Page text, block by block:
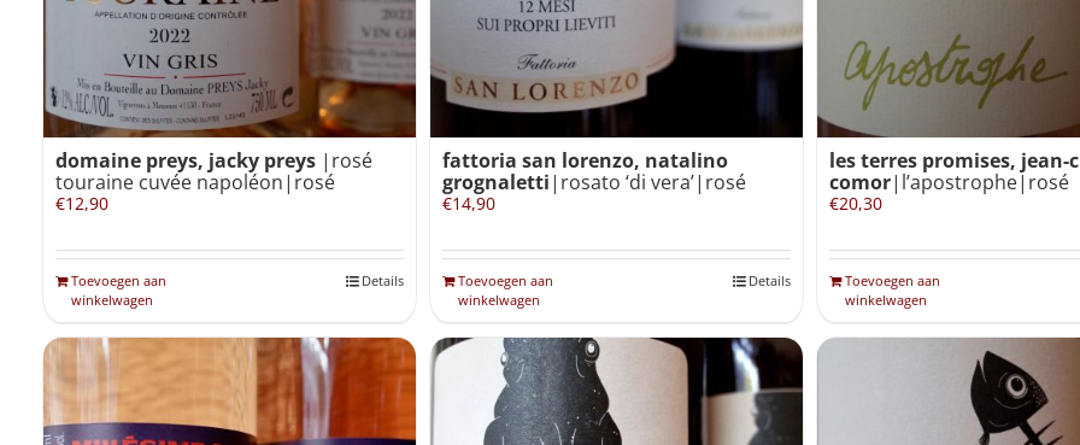
domaine preys, jacky preys |rosé
touraine cuvée napoléon|rosé
€12,90
Toevoegen aan
winkelwagen
Details
fattoria san lorenzo, natalino
grognaletti|rosato ‘di vera’|rosé
€14,90
Toevoegen aan
winkelwagen
Details
les terres promises, jean-
comor|l’apostrophe|rosé
€20,30
Toevoegen aan
winkelwagen